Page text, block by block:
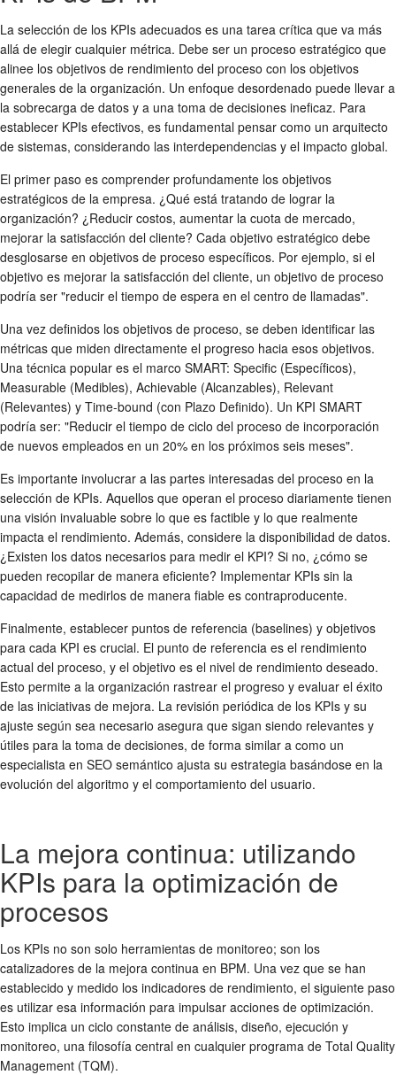
La selección de los KPIs adecuados es una tarea crítica que va más
allá de elegir cualquier métrica. Debe ser un proceso estratégico que
alinee los objetivos de rendimiento del proceso con los objetivos
generales de la organización. Un enfoque desordenado puede llevar a
la sobrecarga de datos y a una toma de decisiones ineficaz. Para
establecer KPIs efectivos, es fundamental pensar como un arquitecto
de sistemas, considerando las interdependencias y el impacto global.
El primer paso es comprender profundamente los objetivos
estratégicos de la empresa. ¿Qué está tratando de lograr la
organización? ¿Reducir costos, aumentar la cuota de mercado,
mejorar la satisfacción del cliente? Cada objetivo estratégico debe
desglosarse en objetivos de proceso específicos. Por ejemplo, si el
objetivo es mejorar la satisfacción del cliente, un objetivo de proceso
podría ser "reducir el tiempo de espera en el centro de llamadas".
Una vez definidos los objetivos de proceso, se deben identificar las
métricas que miden directamente el progreso hacia esos objetivos.
Una técnica popular es el marco SMART: Specific (Específicos),
Measurable (Medibles), Achievable (Alcanzables), Relevant
(Relevantes) y Time-bound (con Plazo Definido). Un KPI SMART
podría ser: "Reducir el tiempo de ciclo del proceso de incorporación
de nuevos empleados en un 20% en los próximos seis meses".
Es importante involucrar a las partes interesadas del proceso en la
selección de KPIs. Aquellos que operan el proceso diariamente tienen
una visión invaluable sobre lo que es factible y lo que realmente
impacta el rendimiento. Además, considere la disponibilidad de datos.
¿Existen los datos necesarios para medir el KPI? Si no, ¿cómo se
pueden recopilar de manera eficiente? Implementar KPIs sin la
capacidad de medirlos de manera fiable es contraproducente.
Finalmente, establecer puntos de referencia (baselines) y objetivos
para cada KPI es crucial. El punto de referencia es el rendimiento
actual del proceso, y el objetivo es el nivel de rendimiento deseado.
Esto permite a la organización rastrear el progreso y evaluar el éxito
de las iniciativas de mejora. La revisión periódica de los KPIs y su
ajuste según sea necesario asegura que sigan siendo relevantes y
útiles para la toma de decisiones, de forma similar a como un
especialista en SEO semántico ajusta su estrategia basándose en la
evolución del algoritmo y el comportamiento del usuario.
La mejora continua: utilizando
KPIs para la optimización de
procesos
Los KPIs no son solo herramientas de monitoreo; son los
catalizadores de la mejora continua en BPM. Una vez que se han
establecido y medido los indicadores de rendimiento, el siguiente paso
es utilizar esa información para impulsar acciones de optimización.
Esto implica un ciclo constante de análisis, diseño, ejecución y
monitoreo, una filosofía central en cualquier programa de Total Quality
Management (TQM).